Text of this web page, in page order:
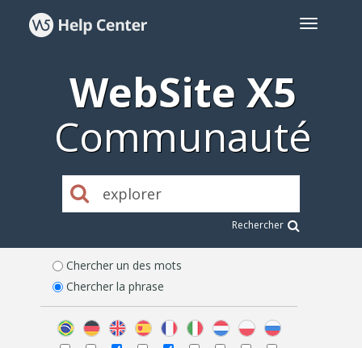
WebSite X5
Communauté
Rechercher
Chercher un des mots
Chercher la phrase